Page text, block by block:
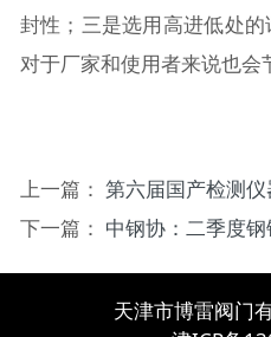
封性；三是选用高进低处
对于厂家和使用者来说也会
上一篇： 第六届国产检测仪器设备
下一篇： 中钢协：二季度
天津市博雷阀门